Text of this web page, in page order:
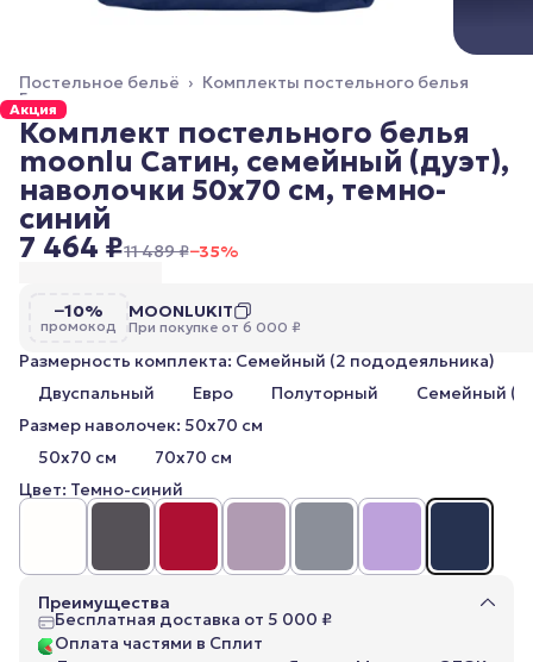
Комплекты постельного белья
Постельное бельё ›
Главная
Акция
Комплект постельного белья
moonlu Сатин, семейный (дуэт),
наволочки 50x70 см, темно-
синий
7 464 ₽11 489 ₽−35%
−10%
промокод
MOONLUKIT
При покупке от 6 000 ₽
Размерность комплекта: Семейный (2 пододеяльника)
Двуспальный
Евро Полуторный
Семейный (2
Размер наволочек: 50x70 см
50x70 см
70x70 см
Цвет: Темно-синий
Преимущества
Бесплатная доставка от 5 000 ₽
Оплата частями в Сплит